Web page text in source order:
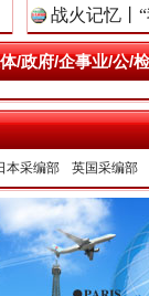
高速路
战火记忆丨
/政府/企事业/公/
本采编部 英国采编部